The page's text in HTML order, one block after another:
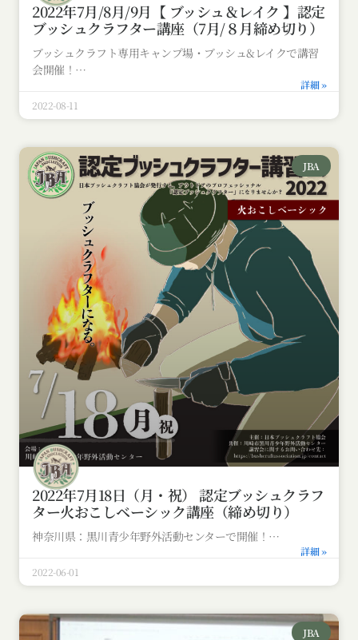
2022年7月/8月/9月【 ブッシュ＆レイク 】認定
ブッシュクラフター講座（7月/８月締め切り）
ブッシュクラフト専用キャンプ場・ブッシュ&レイクで講習
会開催！
詳細 »
2022-08-11
JBA
2022年7月18日（月・祝） 認定ブッシュクラフ
ター火おこしベーシック講座（締め切り）
神奈川県：黒川青少年野外活動センターで開催！
詳細 »
2022-06-01
JBA